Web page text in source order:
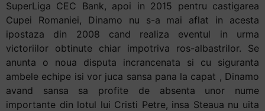
SuperLiga CEC Bank, apoi in 2015 pentru castigarea
Cupei Romaniei, Dinamo nu s-a mai aflat in acesta
ipostaza din 2008 cand realiza eventul in urma
victoriilor obtinute chiar impotriva ros-albastrilor. Se
anunta o noua disputa incrancenata si cu siguranta
ambele echipe isi vor juca sansa pana la capat , Dinamo
avand sansa sa profite de absenta unor nume
importante din lotul lui Cristi Petre, insa Steaua nu uita